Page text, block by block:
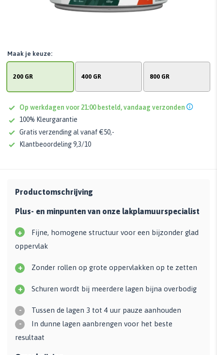
200 GR 400 GR 800 GR
Maak je keuze:
Op werkdagen voor 21:00 besteld, vandaag verzonden
100% Kleurgarantie
Gratis verzending al vanaf €50,-
Klantbeoordeling 9,3/10
Productomschrijving
Plus- en minpunten van onze lakplamuurspecialist
+
Fijne, homogene structuur voor een bijzonder glad
oppervlak
+ Zonder rollen op grote oppervlakken op te zetten
+ Schuren wordt bij meerdere lagen bijna overbodig
- Tussen de lagen 3 tot 4 uur pauze aanhouden
-
In dunne lagen aanbrengen voor het beste
resultaat